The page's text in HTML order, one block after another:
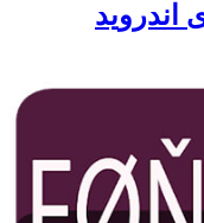
اندروید